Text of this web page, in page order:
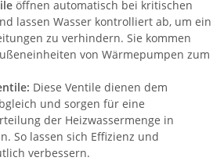
öffnen automatisch bei kritischen
lassen Wasser kontrolliert ab, um ein
zu verhindern. Sie kommen
von Wärmepumpen zum
Diese Ventile dienen dem
und sorgen für eine
der Heizwassermenge in
So lassen sich Effizienz und
verbessern.